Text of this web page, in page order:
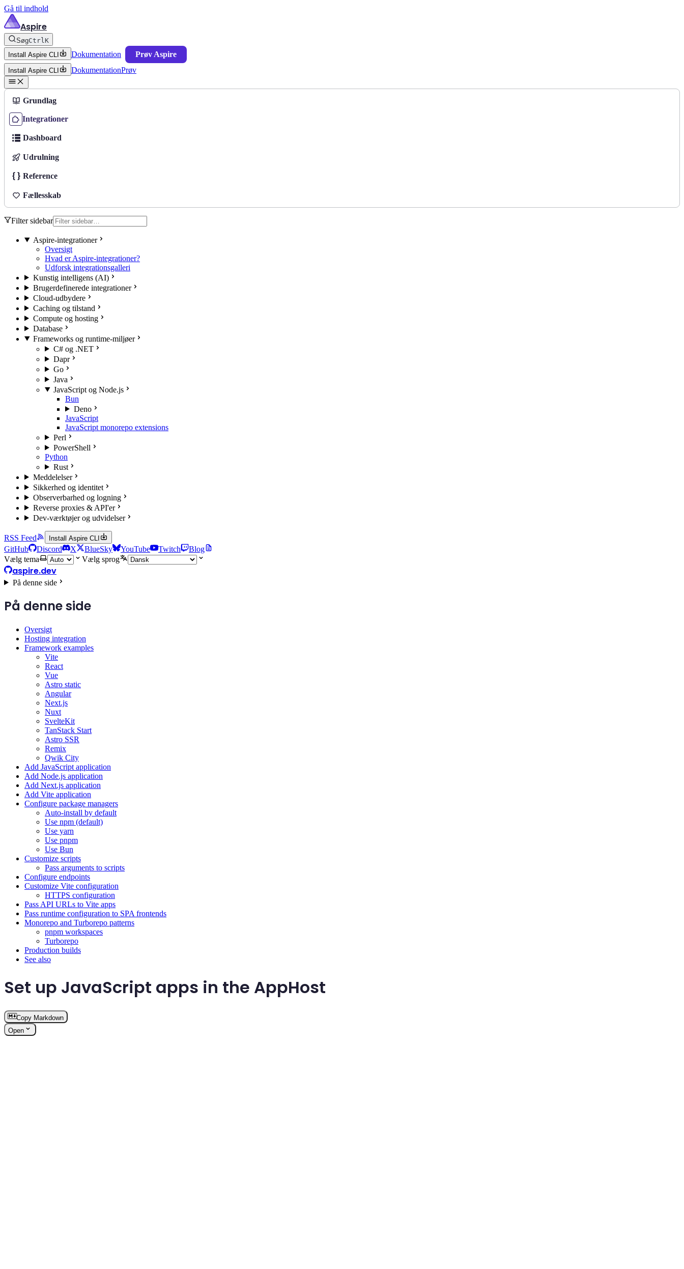
Gå til indhold
Aspire
SøgCtrlK
Install Aspire CLI
Dokumentation Prøv Aspire
Install Aspire CLI DokumentationPrøv
Grundlag
Integrationer
Dashboard
Udrulning
Reference
Fællesskab
Filter sidebar
Aspire-integrationer
Oversigt
Hvad er Aspire-integrationer?
Udforsk integrationsgalleri
Kunstig intelligens (AI)
Brugerdefinerede integrationer
Cloud-udbydere
Caching og tilstand
Compute og hosting
Database
Frameworks og runtime-miljøer
C# og .NET
Dapr
Go
Java
JavaScript og Node.js
Bun
Deno
JavaScript
JavaScript monorepo extensions
Perl
PowerShell
Python
Rust
Meddelelser
Sikkerhed og identitet
Observerbarhed og logning
Reverse proxies & API'er
Dev-værktøjer og udvidelser
RSS Feed Install Aspire CLI
GitHub Discord X BlueSky YouTube Twitch
Blog
Vælg tema
Vælg sprog
aspire.dev
På denne side
På denne side
Oversigt
Hosting integration
Framework examples
Vite
React
Vue
Astro static
Angular
Next.js
Nuxt
SvelteKit
TanStack Start
Astro SSR
Remix
Qwik City
Add JavaScript application
Add Node.js application
Add Next.js application
Add Vite application
Configure package managers
Auto-install by default
Use npm (default)
Use yarn
Use pnpm
Use Bun
Customize scripts
Pass arguments to scripts
Configure endpoints
Customize Vite configuration
HTTPS configuration
Pass API URLs to Vite apps
Pass runtime configuration to SPA frontends
Monorepo and Turborepo patterns
pnpm workspaces
Turborepo
Production builds
See also
Set up JavaScript apps in the AppHost
Copy Markdown
Open